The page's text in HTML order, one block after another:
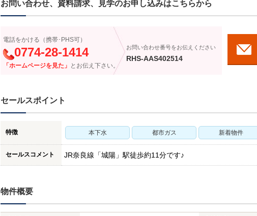
お問い合わせ、資料請求、見学のお申し込みはこちらから
電話をかける（携帯･PHS可）
0774-28-1414
「ホームページを見た」 とお伝え下さい。
お問い合わせ番号をお伝えください
RHS-AAS402514
セールスポイント
特徴 本下水 都市ガス 新着物件
セールスコメント JR奈良線「城陽」駅徒歩約11分です♪
物件概要